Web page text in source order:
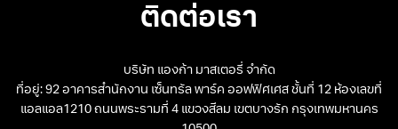
ติดต่อเรา
บริษัท แองก้า มาสเตอรี่ จำกัด
ที่อยู่: 92 อาคารสำนักงาน เซ็นทรัล พาร์ค ออฟฟิศเศส ชั้นที่ 12 ห้องเลขที่
แอลแอล1210 ถนนพระรามที่ 4 แขวงสีลม เขตบางรัก กรุงเทพมหานคร